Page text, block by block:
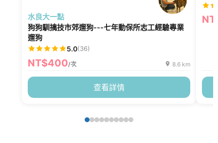
水良大一點
狗狗馴擒技市郊遛狗---七年動保所志工經驗專業
遛狗
5.0(36)
NT$400/次 8.6 km
查看詳情